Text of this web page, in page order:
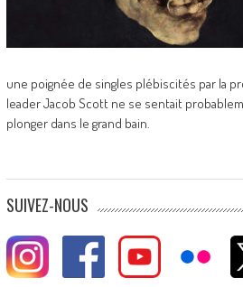
une poignée de singles plébiscités par la
leader Jacob Scott ne se sentait
plonger dans le grand bain.
SUIVEZ-NOUS